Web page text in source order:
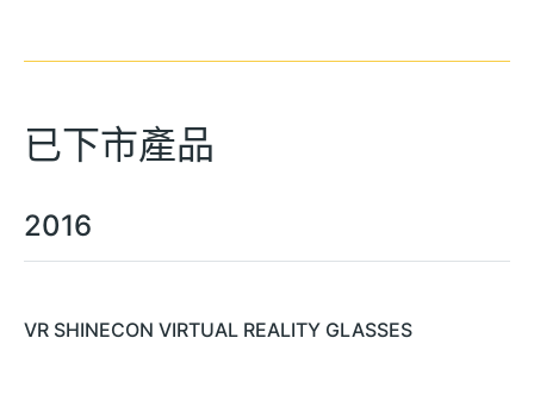
已下市產品
2016
VR SHINECON VIRTUAL REALITY GLASSES